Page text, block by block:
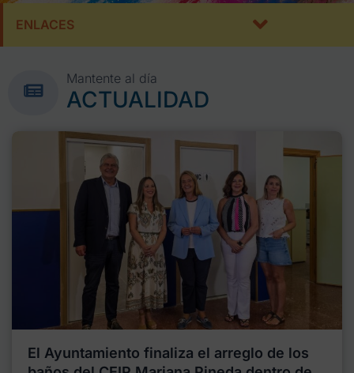
ENLACES
Mantente al día
ACTUALIDAD
El Ayuntamiento finaliza el arreglo de los